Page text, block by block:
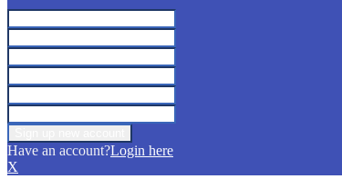
Have an account?Login here
X